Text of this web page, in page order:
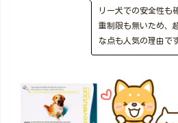
リー犬での安全性も
重制限も無いため、
な点も人気の理由で